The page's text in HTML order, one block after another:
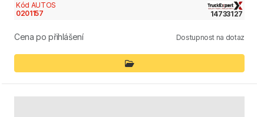
Kód AUTOS
0201157
14733127
Cena po přihlášení Dostupnost na dotaz